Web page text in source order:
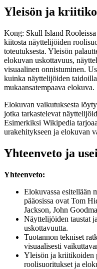
Yleisön ja
Kong: Skull Island
kiitosta näyttelijöiden
toteutuksesta. Yleisön
elokuvan uskottavuus,
visuaalinen onnistuminen.
kuinka näyttelijöiden
mukaansatempaava elokuva.
Elokuvan vaikutuksesta
jotka tarkastelevat
Esimerkiksi Wikipedia
urakehitykseen ja elokuvan
Yhteenveto ja
Yhteenveto:
Elokuvassa esitellään
pääosissa ovat Tom
Jackson, John
Näyttelijöiden taustat
uskottavuutta.
Tuotannon tekniset
visuaalisesti
Yleisön ja kriitikoiden
roolisuoritukset ja